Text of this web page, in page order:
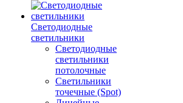
Светодиодные
светильники
Светодиодные
светильники
потолочные
Светильники
точечные (Spot)